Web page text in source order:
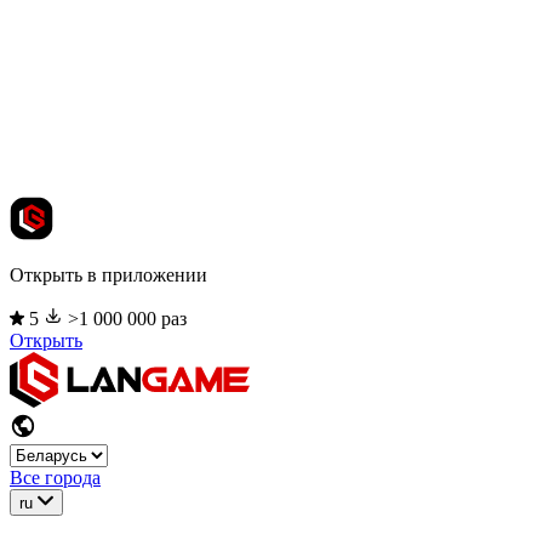
Открыть в приложении
5
>1 000 000 раз
Открыть
Все города
ru